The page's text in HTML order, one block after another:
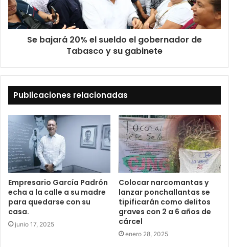
Se bajará 20% el sueldo el gobernador de
Tabasco y su gabinete
Publicaciones relacionadas
Empresario García Padrón
echa a la calle a su madre
para quedarse con su
casa.
junio 17, 2025
Colocar narcomantas y
lanzar ponchallantas se
tipificarán como delitos
graves con 2 a 6 años de
cárcel
enero 28, 2025